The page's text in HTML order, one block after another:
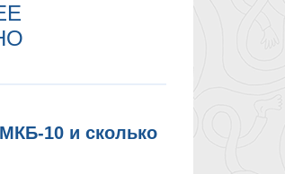
10 и сколько